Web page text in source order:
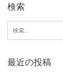
検索
索:
最近の投稿